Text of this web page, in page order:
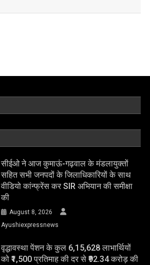
सीईओ ने आज कुमाऊं-गढ़वाल के मंडलायुक्तों
सहित सभी जनपदों के जिलाधिकारियों के साथ
वीडियो कांन्फ्रेंस कर SIR अभियान की समीक्षा
की
August 8, 2026
Ayushiexpressnews
वृद्धावस्था पेंशन के कुल 6,15,628 लाभार्थियों
को ₹1,500 प्रतिमाह की दर से ₹92.34 करोड़ की